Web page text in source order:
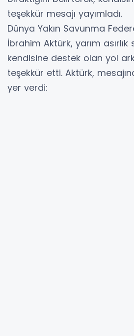
teşekkür mesajı yayımladı.
Dünya Yakın Savunma
İbrahim Aktürk, yarım
kendisine destek olan yol
teşekkür etti. Aktürk,
yer verdi: